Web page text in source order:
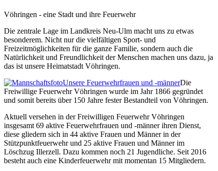
Vöhringen - eine Stadt und ihre Feuerwehr
Die zentrale Lage im Landkreis Neu-Ulm macht uns zu etwas
besonderem. Nicht nur die vielfältigen Sport- und
Freizeitmöglichkeiten für die ganze Familie, sondern auch die
Natürlichkeit und Freundlichkeit der Menschen machen uns dazu, ja
das ist unsere Heimatstadt Vöhringen.
Unsere Feuerwehrfrauen und -männerDie
Freiwillige Feuerwehr Vöhringen wurde im Jahr 1866 gegründet
und somit bereits über 150 Jahre fester Bestandteil von Vöhringen.
Aktuell versehen in der Freiwilligen Feuerwehr Vöhringen
insgesamt 69 aktive Feuerwehrfrauen und -männer ihren Dienst,
diese gliedern sich in 44 aktive Frauen und Männer in der
Stützpunktfeuerwehr und 25 aktive Frauen und Männer im
Löschzug Illerzell. Dazu kommen noch 21 Jugendliche. Seit 2016
besteht auch eine Kinderfeuerwehr mit momentan 15 Mitgliedern.